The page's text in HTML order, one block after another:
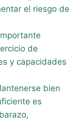
el riesgo de
de
y capacidades
bien
es